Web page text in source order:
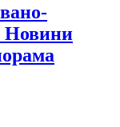
Новини